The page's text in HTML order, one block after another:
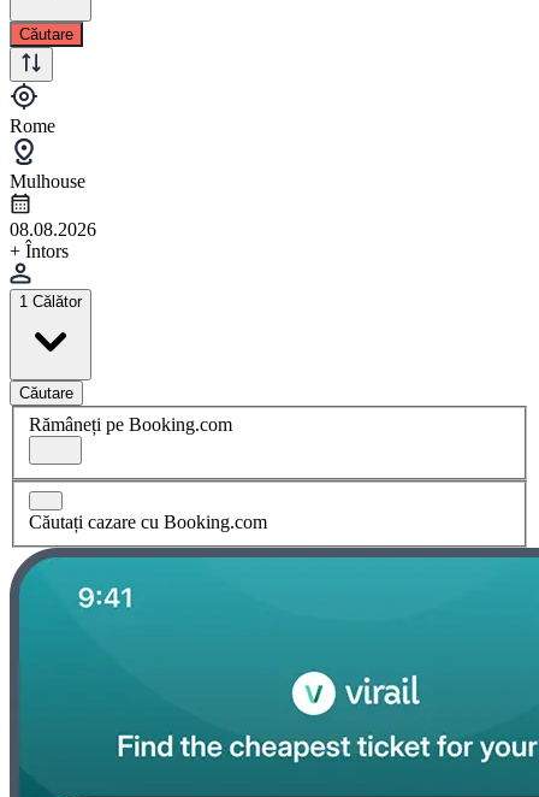
Căutare
Rome
Mulhouse
08.08.2026
+ Întors
1 Călător
Căutare
Rămâneți pe Booking.com
Căutați cazare cu Booking.com